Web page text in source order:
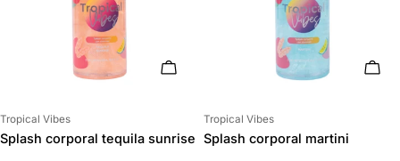
AÑADIR AL CARRITO
Proveedor:
Tropical Vibes
Splash corporal tequila sunrise
Proveedor:
Tropical Vibes
Splash corporal martini